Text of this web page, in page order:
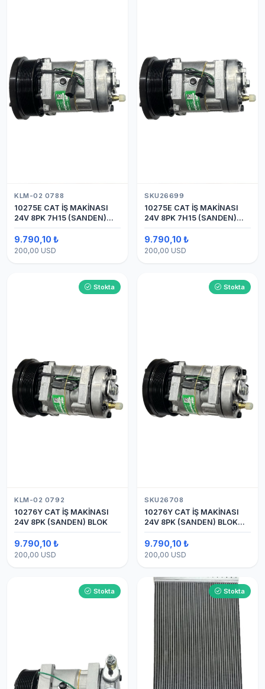
KLM-02 0788
10275E CAT İŞ MAKİNASI
24V 8PK 7H15 (SANDEN)
BLOK
9.790,10 ₺
200,00 USD
SKU26699
10275E CAT İŞ MAKİNASI
24V 8PK 7H15 (SANDEN)
BLOK SAPLAMALI KLİMA
KOMPRESÖRÜ
9.790,10 ₺
200,00 USD
Stokta
KLM-02 0792
10276Y CAT İŞ MAKİNASI
24V 8PK (SANDEN) BLOK
9.790,10 ₺
200,00 USD
Stokta
SKU26708
10276Y CAT İŞ MAKİNASI
24V 8PK (SANDEN) BLOK
SAPLAMALI KLİMA
KOMPRESÖRÜ 7H15
9.790,10 ₺
200,00 USD
Stokta Stokta